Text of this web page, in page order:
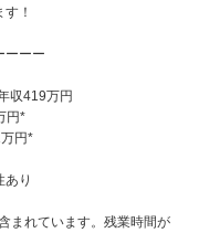
！
ーーー
収419万円
円*
円*
り
まれています。残業時間が